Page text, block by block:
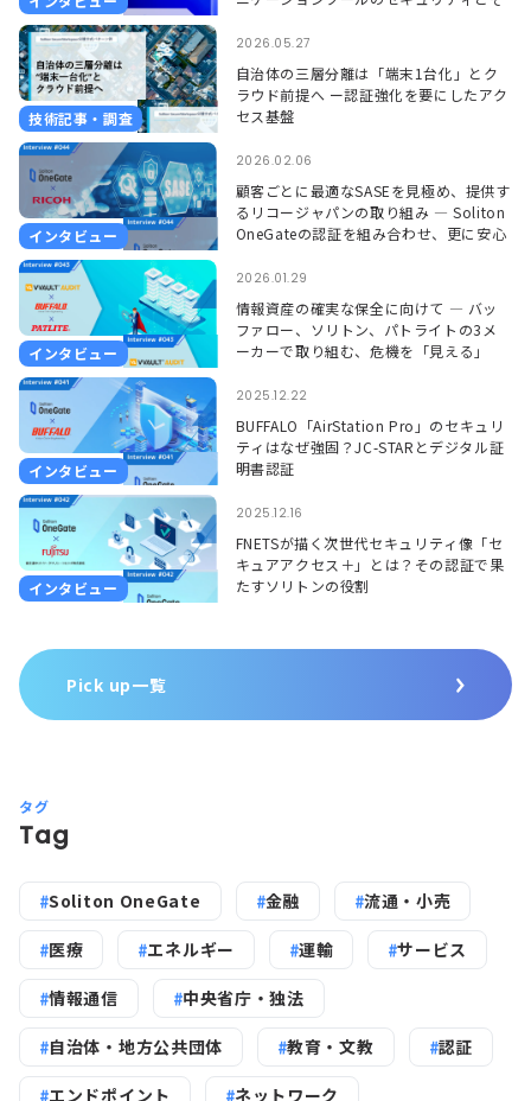
技術記事・調査
2026.05.27
自治体の三層分離は「端末1台化」とク
ラウド前提へ ー認証強化を要にしたアク
セス基盤
インタビュー
2026.02.06
顧客ごとに最適なSASEを見極め、提供す
るリコージャパンの取り組み ― Soliton
OneGateの認証を組み合わせ、更に安心
インタビュー
2026.01.29
情報資産の確実な保全に向けて ― バッ
ファロー、ソリトン、パトライトの3メ
ーカーで取り組む、危機を「見える」
―
インタビュー
2025.12.22
BUFFALO「AirStation Pro」のセキュリ
ティはなぜ強固？JC-STARとデジタル証
明書認証
インタビュー
2025.12.16
FNETSが描く次世代セキュリティ像「セ
キュアアクセス＋」とは？その認証で果
たすソリトンの役割
Pick up一覧
タグ
Tag
Soliton OneGate 金融 流通・小売
医療 エネルギー 運輸 サービス
情報通信 中央省庁・独法
自治体・地方公共団体 教育・文教 認証
エンドポイント ネットワーク